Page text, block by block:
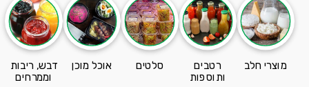
מוצרי חלב
רטבים
ותוספות
סלטים אוכל מוכן
דבש, ריבות
וממרחים